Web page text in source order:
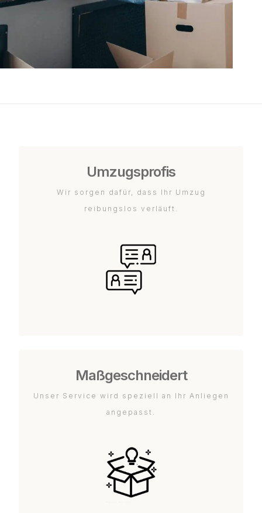
Umzugsprofis
Wir sorgen dafür, dass Ihr Umzug
reibungslos verläuft.
Maßgeschneidert
Unser Service wird speziell an Ihr Anliegen
angepasst.